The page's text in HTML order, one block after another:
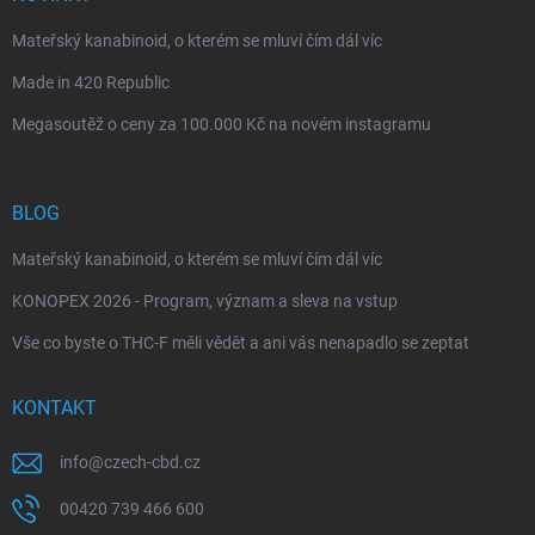
Mateřský kanabinoid, o kterém se mluví čím dál víc
Made in 420 Republic
Megasoutěž o ceny za 100.000 Kč na novém instagramu
BLOG
Mateřský kanabinoid, o kterém se mluví čím dál víc
KONOPEX 2026 - Program, význam a sleva na vstup
Vše co byste o THC-F měli vědět a ani vás nenapadlo se zeptat
KONTAKT
info@czech-cbd.cz
00420 739 466 600